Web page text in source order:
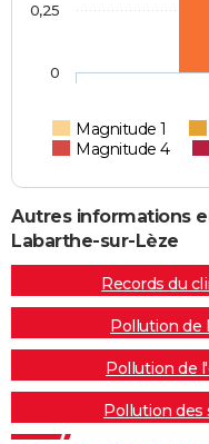
Magnitude 1
Magnitude 4
0
0,25
Autres informations
Labarthe-sur-Lèze
Records du
Pollution de
Pollution de
Pollution des